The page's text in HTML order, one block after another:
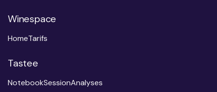
Winespace
HomeTarifs
Tastee
NotebookSessionAnalyses